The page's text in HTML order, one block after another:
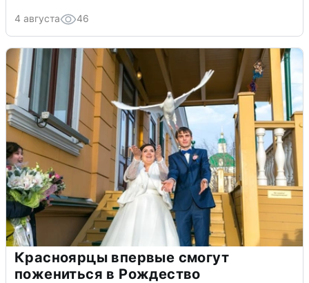
4 августа 46
Красноярцы впервые смогут
пожениться в Рождество